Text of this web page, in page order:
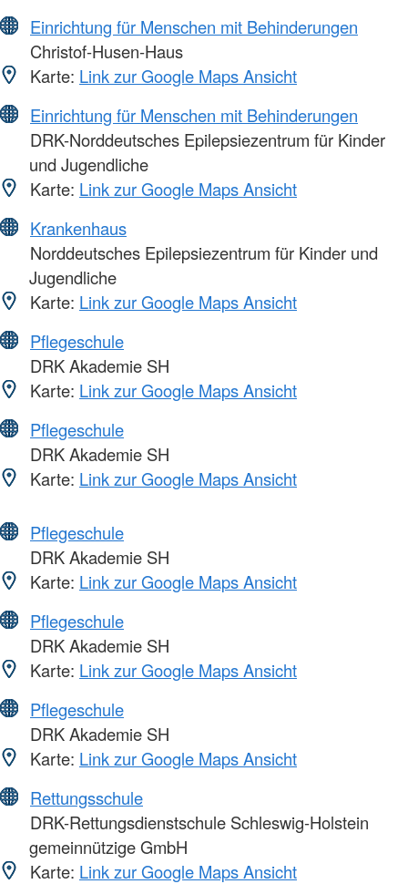
Einrichtung für Menschen mit Behinderungen
Christof-Husen-Haus
Karte: Link zur Google Maps Ansicht
Einrichtung für Menschen mit Behinderungen
DRK-Norddeutsches Epilepsiezentrum für Kinder
und Jugendliche
Karte: Link zur Google Maps Ansicht
Krankenhaus
Norddeutsches Epilepsiezentrum für Kinder und
Jugendliche
Karte: Link zur Google Maps Ansicht
Pflegeschule
DRK Akademie SH
Karte: Link zur Google Maps Ansicht
Pflegeschule
DRK Akademie SH
Karte: Link zur Google Maps Ansicht
Pflegeschule
DRK Akademie SH
Karte: Link zur Google Maps Ansicht
Pflegeschule
DRK Akademie SH
Karte: Link zur Google Maps Ansicht
Pflegeschule
DRK Akademie SH
Karte: Link zur Google Maps Ansicht
Rettungsschule
DRK-Rettungsdienstschule Schleswig-Holstein
gemeinnützige GmbH
Karte: Link zur Google Maps Ansicht